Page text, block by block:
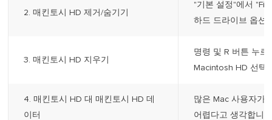
2. 매킨토시 HD 제거/숨기기
"기본 설정"에서
하드 드라이브 옵션
3. 매킨토시 HD 지우기
명령 및 R 버튼 누
Macintosh HD 선택
4. 매킨토시 HD 대 매킨토시 HD 데
이터
많은 Mac 사용자가
어렵다고 생각합니